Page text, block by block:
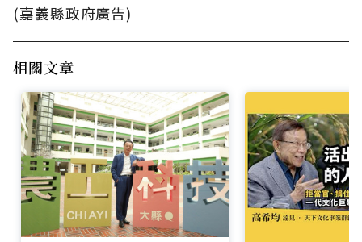
(嘉義縣政府廣告)
相關文章